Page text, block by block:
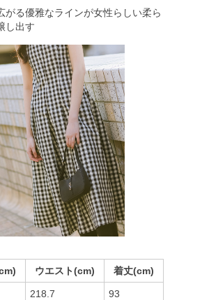
がる優雅なラインが女性らしい柔ら
し出す
ウエスト(cm) 着丈(cm)
218.7 93